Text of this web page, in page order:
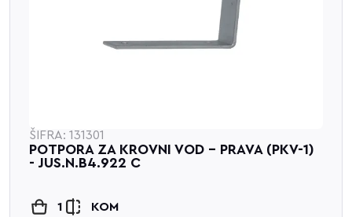
ŠIFRA: 131301
POTPORA ZA KROVNI VOD - PRAVA (PKV-1)
- JUS.N.B4.922 C
1 KOM